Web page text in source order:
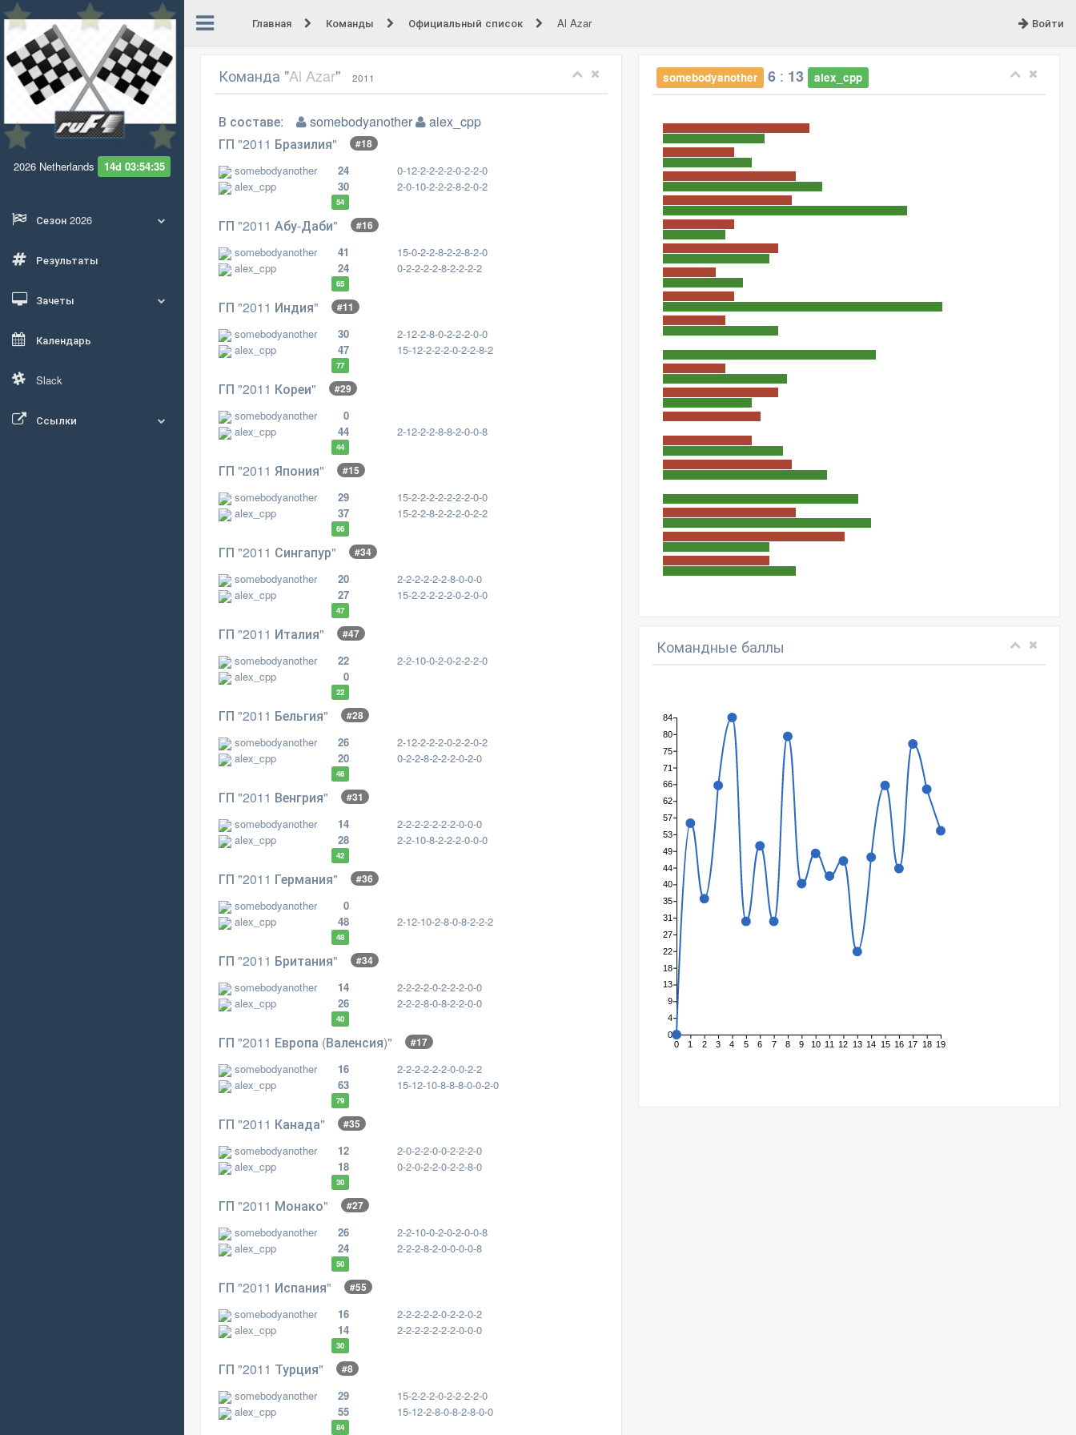
2026 Netherlands 14d 03:54:34
Сезон 2026
Результаты
Зачеты
Календарь
Slack
Ссылки
Главная Команды Официальный список Al Azar Войти
Команда "Al Azar" 2011
В составе: somebodyanother
alex_cpp
ГП "2011 Бразилия"
#18
somebodyanother 24
0-12-2-2-2-2-0-2-2-0
alex_cpp
30 2-0-10-2-2-2-8-2-0-2
54
ГП "2011 Абу-Даби" #16
somebodyanother 41
15-0-2-2-8-2-2-8-2-0
alex_cpp
24 0-2-2-2-2-8-2-2-2-2
65
ГП "2011 Индия" #11
somebodyanother 30
2-12-2-8-0-2-2-2-0-0
alex_cpp
47 15-12-2-2-2-0-2-2-8-2
77
ГП "2011 Кореи" #29
somebodyanother
0
alex_cpp
44 2-12-2-2-8-8-2-0-0-8
44
ГП "2011 Япония" #15
somebodyanother 29
15-2-2-2-2-2-2-2-0-0
alex_cpp
37 15-2-2-8-2-2-2-0-2-2
66
ГП "2011 Сингапур" #34
somebodyanother 20
2-2-2-2-2-2-8-0-0-0
alex_cpp
27 15-2-2-2-2-2-0-2-0-0
47
ГП "2011 Италия" #47
somebodyanother 22
2-2-10-0-2-0-2-2-2-0
alex_cpp
0
22
ГП "2011 Бельгия" #28
somebodyanother 26
2-12-2-2-2-0-2-2-0-2
alex_cpp
20 0-2-2-8-2-2-2-0-2-0
46
ГП "2011 Венгрия" #31
somebodyanother 14
2-2-2-2-2-2-2-0-0-0
alex_cpp
28 2-2-10-8-2-2-2-0-0-0
42
ГП "2011 Германия" #36
somebodyanother
0
alex_cpp
48 2-12-10-2-8-0-8-2-2-2
48
ГП "2011 Британия" #34
somebodyanother 14
2-2-2-2-0-2-2-2-0-0
alex_cpp
26 2-2-2-8-0-8-2-2-0-0
40
ГП "2011 Европа (Валенсия)" #17
somebodyanother 16
2-2-2-2-2-2-0-0-2-2
alex_cpp
63 15-12-10-8-8-8-0-0-2-0
79
ГП "2011 Канада" #35
somebodyanother 12
2-0-2-2-0-0-2-2-2-0
alex_cpp
18 0-2-0-2-2-0-2-2-8-0
30
ГП "2011 Монако" #27
somebodyanother 26
2-2-10-0-2-0-2-0-0-8
alex_cpp
24 2-2-2-8-2-0-0-0-0-8
50
ГП "2011 Испания" #55
somebodyanother 16
2-2-2-2-2-0-2-2-0-2
alex_cpp
14 2-2-2-2-2-2-2-0-0-0
30
ГП "2011 Турция" #8
somebodyanother 29
15-2-2-2-0-2-2-2-2-0
alex_cpp
55 15-12-2-8-0-8-2-8-0-0
84
somebodyanother 6 : 13 alex_cpp
Командные баллы
0 1 2 3 4 5 6 7 8 9 10 11 12 13 14 15 16 17 18 19
0
4
9
13
18
22
27
31
35
40
44
49
53
57
62
66
71
75
80
84